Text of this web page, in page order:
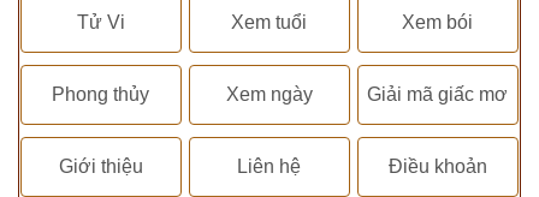
Tử Vi Xem tuổi Xem bói
Phong thủy Xem ngày Giải mã giấc mơ
Giới thiệu Liên hệ Điều khoản